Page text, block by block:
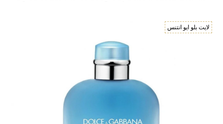
لايت بلو ايو انتنس